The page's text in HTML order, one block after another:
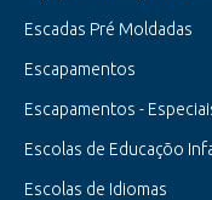
Escadas Pré Moldadas
Escapamentos
Escapamentos -
Escolas de Educaçõo
Escolas de Idiomas